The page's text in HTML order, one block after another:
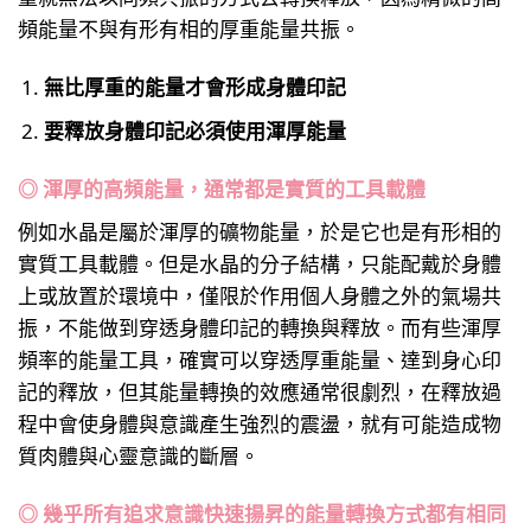
頻能量不與有形有相的厚重能量共振。
無比厚重的能量才會形成身體印記
要釋放身體印記必須使用渾厚能量
◎ 渾厚的高頻能量，通常都是實質的工具載體
例如水晶是屬於渾厚的礦物能量，於是它也是有形相的
實質工具載體。但是水晶的分子結構，只能配戴於身體
上或放置於環境中，僅限於作用個人身體之外的氣場共
振，不能做到穿透身體印記的轉換與釋放。而有些渾厚
頻率的能量工具，確實可以穿透厚重能量、達到身心印
記的釋放，但其能量轉換的效應通常很劇烈，在釋放過
程中會使身體與意識產生強烈的震盪，就有可能造成物
質肉體與心靈意識的斷層。
◎ 幾乎所有追求意識快速揚昇的能量轉換方式都有相同